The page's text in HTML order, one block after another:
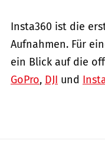
Insta360 ist die
Aufnahmen. Für
ein Blick auf die
GoPro, DJI und